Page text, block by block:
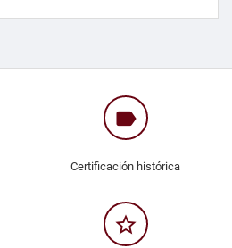
label
Certificación histórica
star_border